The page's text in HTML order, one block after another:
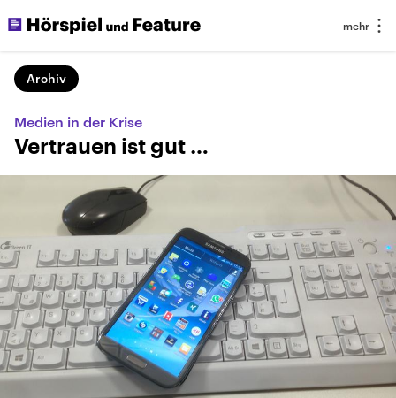
Archiv
Medien in der Krise
Vertrauen ist gut …